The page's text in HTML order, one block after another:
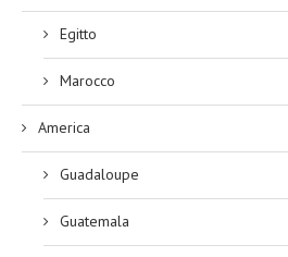
Egitto
Marocco
America
Guadaloupe
Guatemala